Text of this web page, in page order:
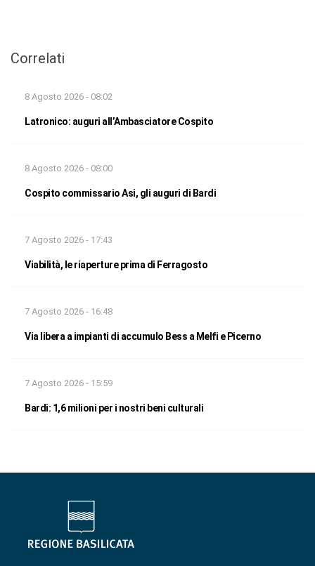
Correlati
8 Agosto 2026 - 08:02
Latronico: auguri all’Ambasciatore Cospito
8 Agosto 2026 - 08:00
Cospito commissario Asi, gli auguri di Bardi
7 Agosto 2026 - 17:43
Viabilità, le riaperture prima di Ferragosto
7 Agosto 2026 - 16:48
Via libera a impianti di accumulo Bess a Melfi e Picerno
7 Agosto 2026 - 15:59
Bardi: 1,6 milioni per i nostri beni culturali